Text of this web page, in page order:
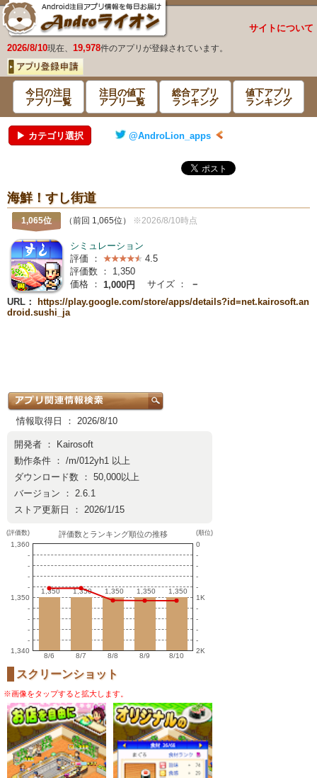
サイトについて
2026/8/10現在、 19,978件のアプリが登録されています。
今日の注目
アプリ一覧
注目の値下
アプリ一覧
総合アプリ
ランキング
値下アプリ
ランキング
▶ カテゴリ選択 @AndroLion_apps
海鮮！すし街道
1,065位 （前回 1,065位） ※2026/8/10時点
シミュレーション
評価 ：
4.5
評価数 ： 1,350
価格 ： 1,000円 サイズ ：
－
URL：
https://play.google.com/store/apps/details?id=net.kairosoft.an
droid.sushi_ja
情報取得日 ： 2026/8/10
開発者 ：
Kairosoft
動作条件 ： /m/012yh1 以上
ダウンロード数 ： 50,000以上
バージョン ： 2.6.1
ストア更新日 ： 2026/1/15
(評価数)
1,360
-
-
-
-
1,350
-
-
-
-
1,340
評価数とランキング順位の推移
1,350
1,350 1,350
1,350 1,350
1,350 1,350
1,350 1,350
1,350
8/6 8/7 8/8 8/9 8/10
(順位)
0
-
-
-
-
1K
-
-
-
-
2K
スクリーンショット
※画像をタップすると拡大します。